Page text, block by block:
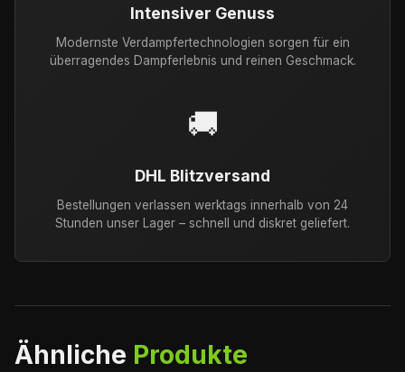
Intensiver Genuss
Modernste Verdampfertechnologien sorgen für ein
überragendes Dampferlebnis und reinen Geschmack.
🚚
DHL Blitzversand
Bestellungen verlassen werktags innerhalb von 24
Stunden unser Lager – schnell und diskret geliefert.
Ähnliche Produkte